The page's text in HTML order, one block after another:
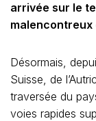
arrivée sur le
malencontreux
Désormais,
Suisse, de
traversée du
voies rapides